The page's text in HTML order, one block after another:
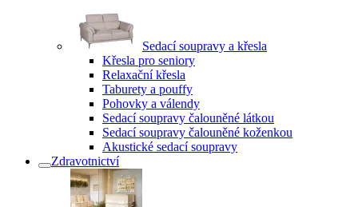
Sedací soupravy a křesla
Křesla pro seniory
Relaxační křesla
Taburety a pouffy
Pohovky a válendy
Sedací soupravy čalouněné látkou
Sedací soupravy čalouněné koženkou
Akustické sedací soupravy
Zdravotnictví